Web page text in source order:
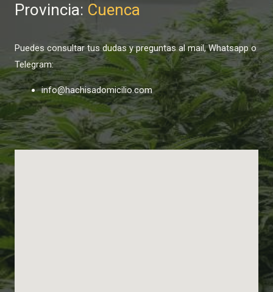
Provincia: Cuenca
Puedes consultar tus dudas y preguntas al mail, Whatsapp o
Telegram:
info@hachisadomicilio.com